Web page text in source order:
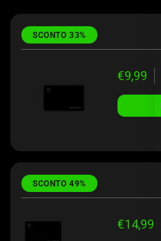
SCONTO 33%
€9,99
SCONTO 49%
€14,99